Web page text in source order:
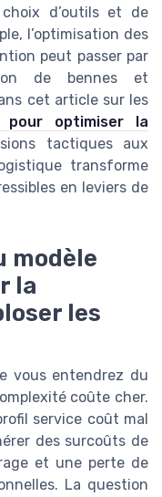
d’outils et de
l’optimisation des
peut passer par
de bennes et
cet article sur les
optimiser la
tactiques aux
transforme
en leviers de
modèle
la
les
vous entendrez du
coûte cher.
service coût mal
des surcoûts de
et une perte de
La question